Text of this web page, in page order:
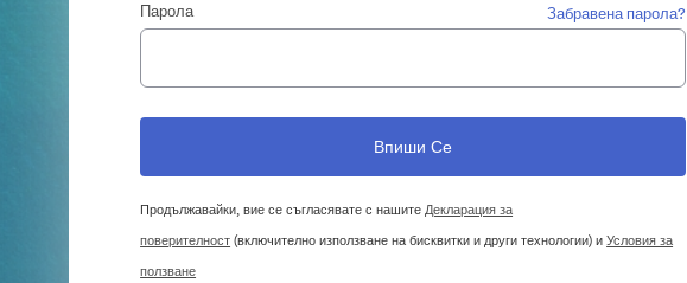
Парола Забравена парола?
Продължавайки, вие се съгласявате с нашитеДекларация за
поверителност(включително използване на бисквитки и други технологии) иУсловия за
ползване